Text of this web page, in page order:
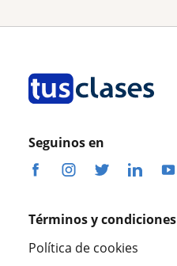
Seguinos en
Términos y condiciones
Política de cookies